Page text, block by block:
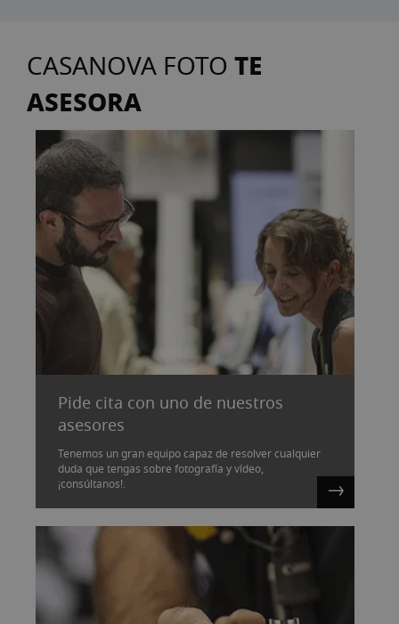
CASANOVA FOTO TE
ASESORA
Pide cita con uno de nuestros
asesores
Tenemos un gran equipo capaz de resolver cualquier
duda que tengas sobre fotografía y vídeo,
¡consúltanos!.